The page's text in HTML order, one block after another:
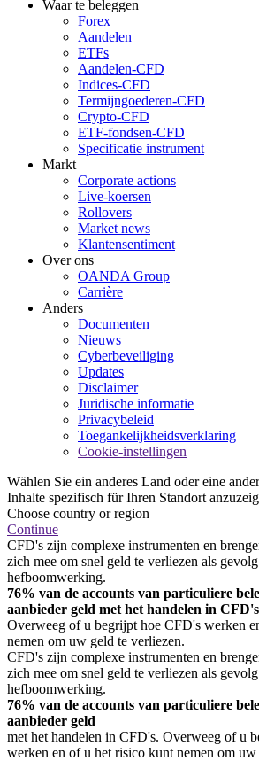
Waar te beleggen
Forex
Aandelen
ETFs
Aandelen-CFD
Indices-CFD
Termijngoederen-CFD
Crypto-CFD
ETF-fondsen-CFD
Specificatie instrument
Markt
Corporate actions
Live-koersen
Rollovers
Market news
Klantensentiment
Over ons
OANDA Group
Carrière
Anders
Documenten
Nieuws
Cyberbeveiliging
Updates
Disclaimer
Juridische informatie
Privacybeleid
Toegankelijkheidsverklaring
Cookie-instellingen
Wählen Sie ein anderes Land oder eine
Inhalte spezifisch für Ihren Standort
Choose country or region
Continue
CFD's zijn complexe instrumenten en
zich mee om snel geld te verliezen als
hefboomwerking.
76% van de accounts van particuliere
aanbieder geld met het handelen in
Overweeg of u begrijpt hoe CFD's werken
nemen om uw geld te verliezen.
CFD's zijn complexe instrumenten en
zich mee om snel geld te verliezen als
hefboomwerking.
76% van de accounts van particuliere
aanbieder geld
met het handelen in CFD's. Overweeg of u
werken en of u het risico kunt nemen om